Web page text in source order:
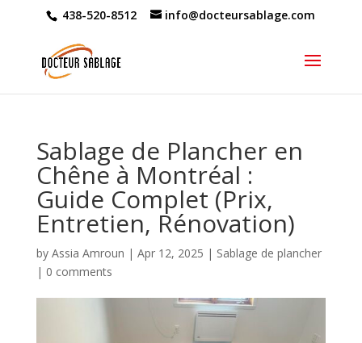
438-520-8512 info@docteursablage.com
Sablage de Plancher en
Chêne à Montréal :
Guide Complet (Prix,
Entretien, Rénovation)
by Assia Amroun | Apr 12, 2025 | Sablage de plancher
| 0 comments